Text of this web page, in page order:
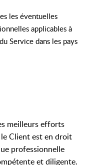
les éventuelles
applicables à
Service dans les pays
meilleurs efforts
Client est en droit
professionnelle
et diligente.